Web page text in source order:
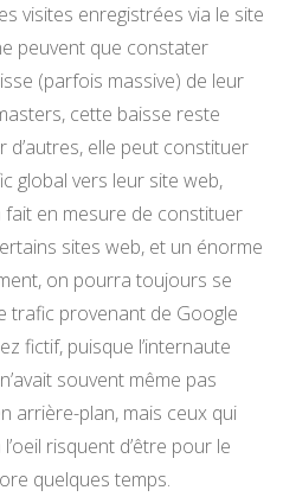
visites enregistrées via le site
peuvent que constater
(parfois massive) de leur
cette baisse reste
elle peut constituer
global vers leur site web,
en mesure de constituer
sites web, et un énorme
on pourra toujours se
trafic provenant de Google
fictif, puisque l’internaute
souvent même pas
arrière-plan, mais ceux qui
risquent d’être pour le
quelques temps.